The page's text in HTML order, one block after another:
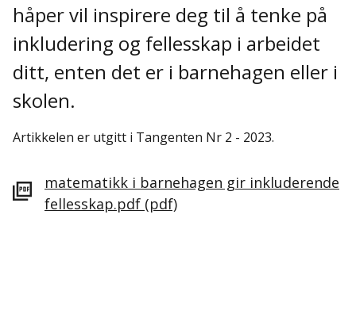
håper vil inspirere deg til å tenke på
inkludering og fellesskap i arbeidet
ditt, enten det er i barnehagen eller i
skolen.
Artikkelen er utgitt i Tangenten Nr 2 - 2023.
matematikk i barnehagen gir inkluderende
fellesskap.pdf (pdf)